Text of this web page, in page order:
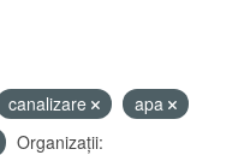
canalizare
apa
Organizații: